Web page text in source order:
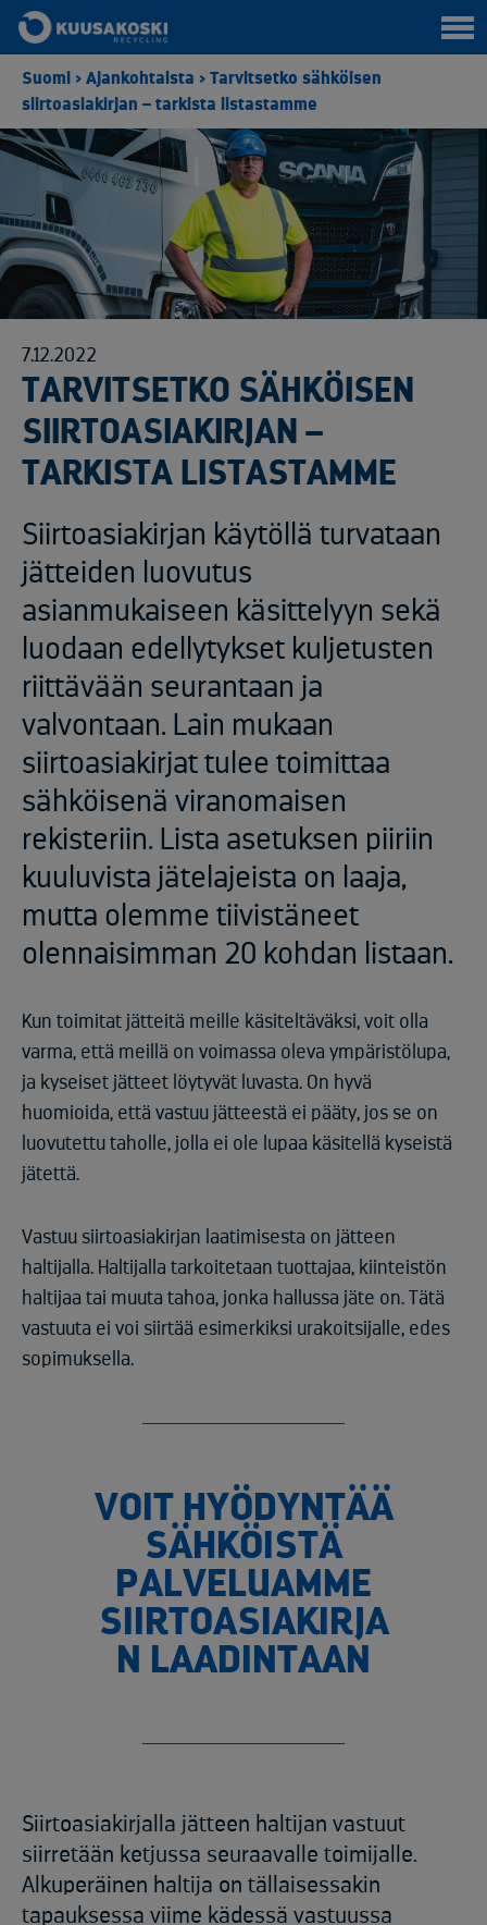
Suomi > Ajankohtaista > Tarvitsetko sähköisen
siirtoasiakirjan – tarkista listastamme
7.12.2022
TARVITSETKO SÄHKÖISEN
SIIRTOASIAKIRJAN –
TARKISTA LISTASTAMME
Siirtoasiakirjan käytöllä turvataan
jätteiden luovutus
asianmukaiseen käsittelyyn sekä
luodaan edellytykset kuljetusten
riittävään seurantaan ja
valvontaan. Lain mukaan
siirtoasiakirjat tulee toimittaa
sähköisenä viranomaisen
rekisteriin. Lista asetuksen piiriin
kuuluvista jätelajeista on laaja,
mutta olemme tiivistäneet
olennaisimman 20 kohdan listaan.
Kun toimitat jätteitä meille käsiteltäväksi, voit olla
varma, että meillä on voimassa oleva ympäristölupa,
ja kyseiset jätteet löytyvät luvasta. On hyvä
huomioida, että vastuu jätteestä ei pääty, jos se on
luovutettu taholle, jolla ei ole lupaa käsitellä kyseistä
jätettä.
Vastuu siirtoasiakirjan laatimisesta on jätteen
haltijalla. Haltijalla tarkoitetaan tuottajaa, kiinteistön
haltijaa tai muuta tahoa, jonka hallussa jäte on. Tätä
vastuuta ei voi siirtää esimerkiksi urakoitsijalle, edes
sopimuksella.
VOIT HYÖDYNTÄÄ
SÄHKÖISTÄ
PALVELUAMME
SIIRTOASIAKIRJA
N LAADINTAAN
Siirtoasiakirjalla jätteen haltijan vastuut
siirretään ketjussa seuraavalle toimijalle.
Alkuperäinen haltija on tällaisessakin
tapauksessa viime kädessä vastuussa